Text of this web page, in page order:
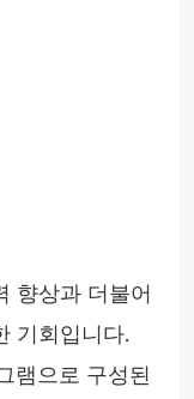
향상과 더불어
기회입니다.
램으로 구성된